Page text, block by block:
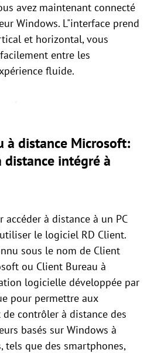
avez maintenant connecté
Windows. L"interface prend
et horizontal, vous
entre les
fluide.
à distance Microsoft:
intégré à
à distance à un PC
le logiciel RD Client.
sous le nom de Client
ou Client Bureau à
logicielle développée par
pour permettre aux
contrôler à distance des
basés sur Windows à
tels que des smartphones,